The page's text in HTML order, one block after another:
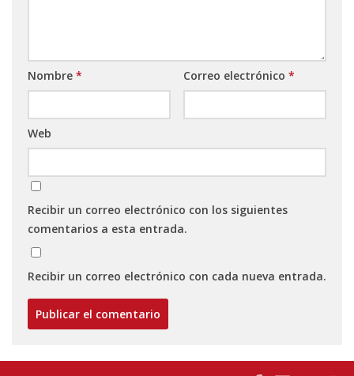
Nombre * Correo electrónico *
Web
Recibir un correo electrónico con los siguientes
comentarios a esta entrada.
Recibir un correo electrónico con cada nueva entrada.